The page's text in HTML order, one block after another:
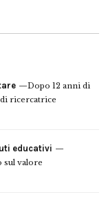
Dopo 12 anni di
ricercatrice
educativi
sul valore